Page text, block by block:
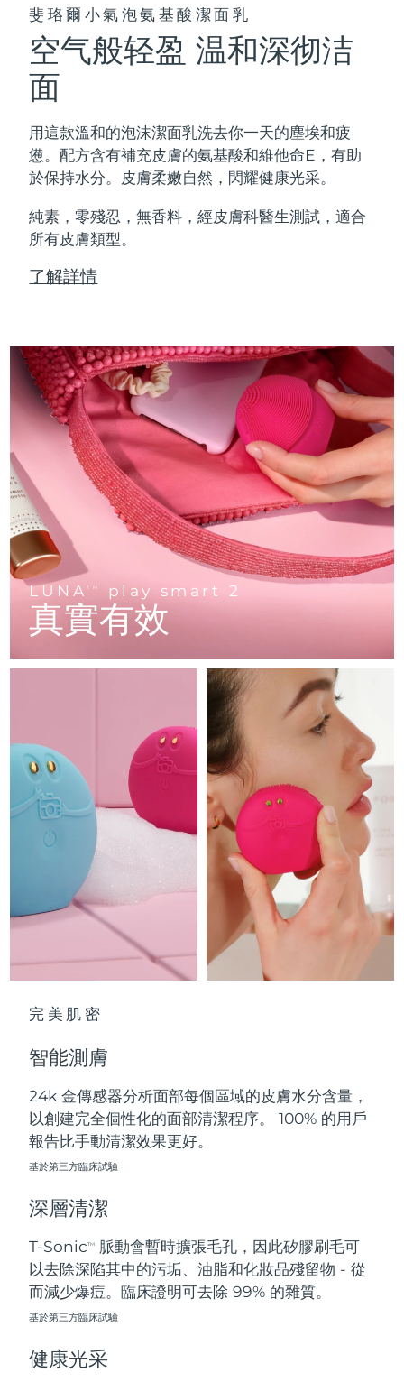
斐珞爾小氣泡氨基酸潔面乳
空气般轻盈 温和深彻洁
面
用這款溫和的泡沫潔面乳洗去你一天的塵埃和疲
憊。配方含有補充皮膚的氨基酸和維他命E，有助
於保持水分。皮膚柔嫩自然，閃耀健康光采。
純素，零殘忍，無香料，經皮膚科醫生測試，適合
所有皮膚類型。
了解詳情
LUNATM play smart 2
真實有效
完美肌密
智能測膚
24k 金傳感器分析面部每個區域的皮膚水分含量，
以創建完全個性化的面部清潔程序。 100% 的用戶
報告比手動清潔效果更好。
基於第三方臨床試驗
深層清潔
T-SonicTM
脈動會暫時擴張毛孔，因此矽膠刷毛可
以去除深陷其中的污垢、油脂和化妝品殘留物 - 從
而減少爆痘。臨床證明可去除 99% 的雜質。
基於第三方臨床試驗
健康光采
LUNA™ 設備
All facial cleansing devices
UFO™ 設備
ISSA™ 設備
FAQ™ P1 Primer
Manuka honey primer
FAQ™護膚品
All FAQ™ skincare
FAQ™產品
All anti-aging treatments
FAQ™ 221
Anti-aging LED hand mask
FAQ™護膚品
All FAQ™ skincare
FAQ™產品
All LED treatments
FAQ™護膚品
FAQ™產品
All hair treatments
FAQ™ Red Light Serum
FAQ™ skincare
All FAQ™ skincare
FAQ™ products
專業治療
PEACH™ 2 Pro Max
Professional IPL hair removal device
PEACH™ 2
Travel-friendly IPL hair removal
PEACH™ Cooling Prep Gel
Cooling IPL hair removal gel
BEAR™ 2 body
Microcurrent body toning
LUNA™ 4 body
Firming body serum
痘肌護理
ESPADA™ 2
Acne treatment device
ESPADA™ Blemish Solution
Concentrated acne gel
ESPADA™ 設備
All acne treatment devices
眼部護理
IRIS™ 2
Rejuvenating eye massager
眼部護膚
Advanced eye care treatment
眼部護理設備
All revitalizing eye massagers
KIWI™ derma
Diamond microdermabrasion .
KIWI™
Blackhead remover
KIWI™ 皮肤护理
Advanced pore care essentials
LUNA™ 4 hair
2-in-1 LED scalp massager
FLIP™ play advanced
LED light hairbrush
LUNA™ Dual-Peptide Scalp
For healthy hair
牙齒美白
NEW
issa™ Teeth Whitening Set
Dual LED + sonic device & 18% PAP gel
issa™ Teeth Whitening Gel
18% PAP
更多的
護膚品 男士
FOREO APP
關於我們
愛沙尼亞
芬蘭 預計送達日期8/9/26
法屬玻里尼西亞 預計送達日期 8/13/26
直布羅陀
希臘
匈牙利 預計送達日期 8/9/26
冰島 預計送達日期8/10/26
預計送達日期8/7/26
愛爾蘭 預計送達日期8/9/26
曼島
以色列 預計送達日期8/13/26
義大利
日本 預計送達日期8/12/26
預計送達日期 8/14/26
哈薩克 8/11/26
科威特 預計送達日期 8/9/26
拉脫維亞 預計送達日期 8/9/26
預計送達日期 8/10/26
立陶宛 預計送達日期 8/9/26
盧森堡 8/9/26
馬爾他
墨西哥 預計送達日期 8/13/26
摩納哥
荷蘭
紐西蘭 預計送達日期8/9/26
挪威 預計送達日期